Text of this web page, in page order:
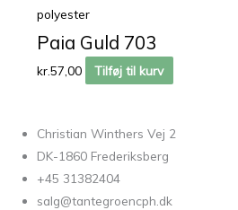
polyester
Paia Guld 703
kr.57,00 Tilføj til kurv
Christian Winthers Vej 2
DK-1860 Frederiksberg
+45 31382404
salg@tantegroencph.dk